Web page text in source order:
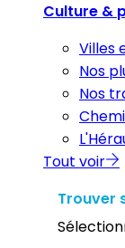
Culture &
Villes
Nos
Nos
Tout voir
Trouver